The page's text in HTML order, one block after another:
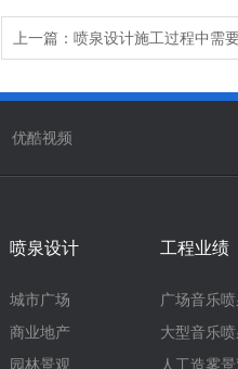
上一篇： 喷泉设计施工过程中需
优酷视频
喷泉设计
城市广场
商业地产
园林景观
工程业绩
广场音乐喷
大型音乐喷
人工造雾